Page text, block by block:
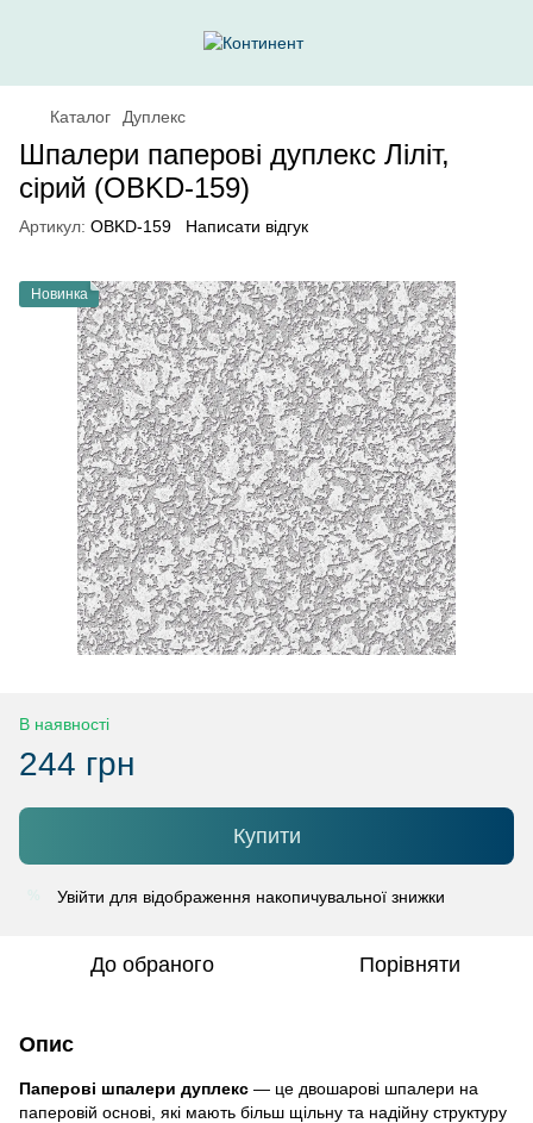
Каталог Дуплекс
Шпалери паперові дуплекс Ліліт,
сірий (OBKD-159)
Артикул: OBKD-159 Написати відгук
Новинка
В наявності
244 грн
Купити
Увійти для відображення накопичувальної знижки
До обраного Порівняти
Опис
Паперові шпалери дуплекс — це двошарові шпалери на
паперовій основі, які мають більш щільну та надійну структуру